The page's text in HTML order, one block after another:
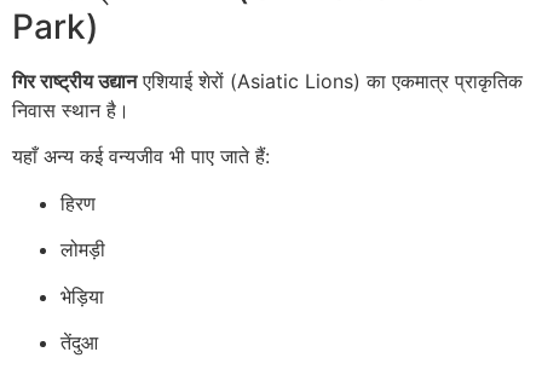
Park)
गिर राष्ट्रीय उद्यानएशियाई शेरों (Asiatic Lions) का एकमात्र प्राकृतिक
निवास स्थान है।
यहाँ अन्य कई वन्यजीव भी पाए जाते हैं:
हिरण
लोमड़ी
भेड़िया
तेंदुआ